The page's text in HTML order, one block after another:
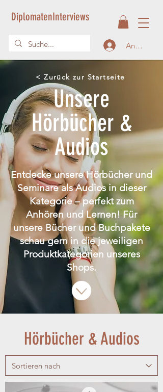
DiplomatenInterviews
Anmelden
Unsere
Hörbücher &
Audios
< Zurück zur Startseite
Entdecke unsere Hörbücher und
Seminare als Audios in dieser
Kategorie – perfekt zum
Anhören und Lernen! Für
unsere Bücher und Buchpakete
schau gern in die jeweiligen
Produktkategorien unseres
Shops.
Hörbücher & Audios